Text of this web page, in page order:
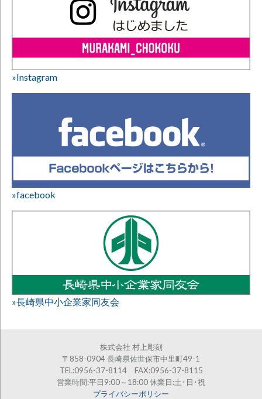
»Instagram
»facebook
»長崎県中小企業家同友会
株式会社 村上彫刻
〒858-0904 長崎県佐世保市中里町49-1
TEL:0956-37-8114 FAX:0956-37-8115
営業時間:平日9:00～18:00 休業日:土･日･祝
プライバシーポリシー